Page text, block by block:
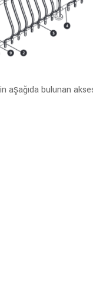
bulunan